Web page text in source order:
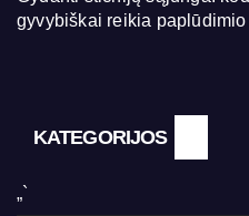
gyvybiškai reikia
KATEGORIJOS
„`